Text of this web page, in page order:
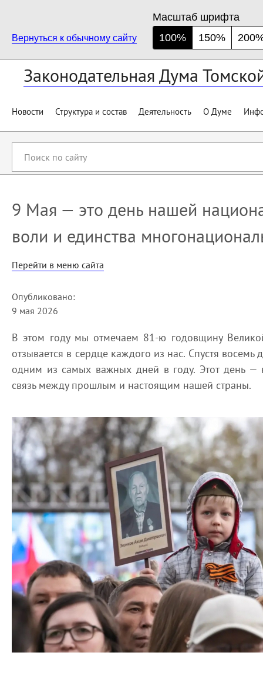
Вернуться к обычному сайту
Масштаб шрифта
100%
150%
Законодательная Дума
Новости Структура и состав Деятельность О Думе
сайту
9 Мая — это день нашей
воли и единства
Перейти в меню сайта
Опубликовано:
9 мая 2026
В этом году мы отмечаем 81-ю годовщину
отзывается в сердце каждого из нас. Спустя восемь
одним из самых важных дней в году. Этот день —
связь между прошлым и настоящим нашей страны.